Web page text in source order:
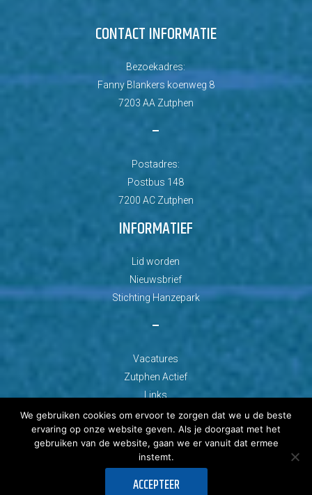
CONTACT INFORMATIE
Bezoekadres:
Fanny Blankers koenweg 8
7203 AA Zutphen
–
Postadres:
Postbus 148
7200 AC Zutphen
INFORMATIEF
Lid worden
Nieuwsbrief
Stichting Hanzepark
–
Vacatures
Zutphen Actief
Links
© Copyright 2026 AZC Zutphen
Ontwikkeld door: Best4u Group B.V.
We gebruiken cookies om ervoor te zorgen dat we u de beste
ervaring op onze website geven. Als je doorgaat met het
gebruiken van de website, gaan we er vanuit dat ermee
instemt.
ACCEPTEER